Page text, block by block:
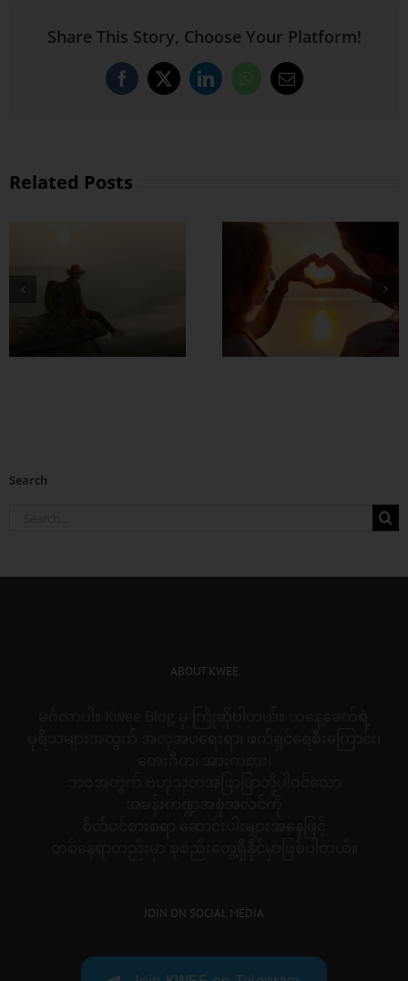
Share This Story, Choose Your Platform!
Facebook
X LinkedInWhatsApp
Email
Related Posts
အချစ်တွေ ပိုတိုးလာ
Search
ABOUT KWEE
JOIN ON SOCIAL MEDIA